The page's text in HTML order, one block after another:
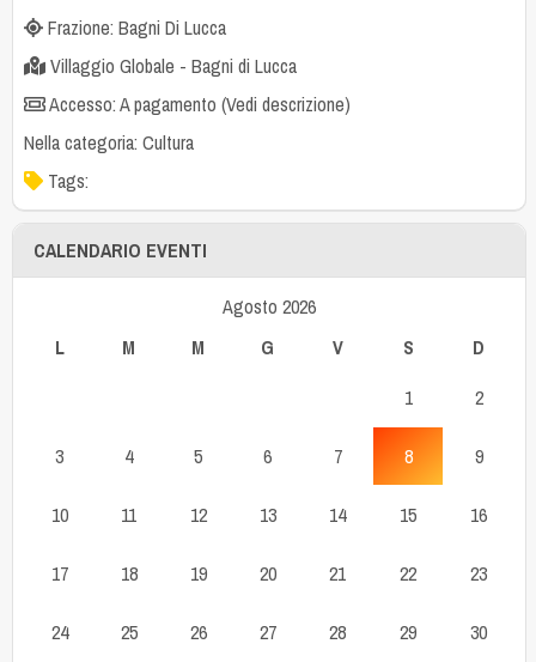
Frazione: Bagni Di Lucca
Villaggio Globale - Bagni di Lucca
Accesso: A pagamento (Vedi descrizione)
Nella categoria: Cultura
Tags:
CALENDARIO EVENTI
Agosto 2026
L
M M G V S D
1 2
3 4 5 6 7 8 9
10 11 12 13 14 15 16
17 18 19 20 21 22 23
24 25 26 27 28 29 30